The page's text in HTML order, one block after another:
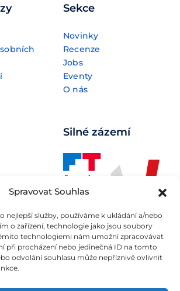
Spravovat Souhlas
nejlepší služby, používáme k ukládání a/nebo
o zařízení, technologie jako jsou soubory
technologiemi nám umožní zpracovávat
při procházení nebo jedinečná ID na tomto
odvolání souhlasu může nepříznivě ovlivnit
Sekce
Novinky
Recenze
Jobs
Eventy
O nás
Silné zázemí